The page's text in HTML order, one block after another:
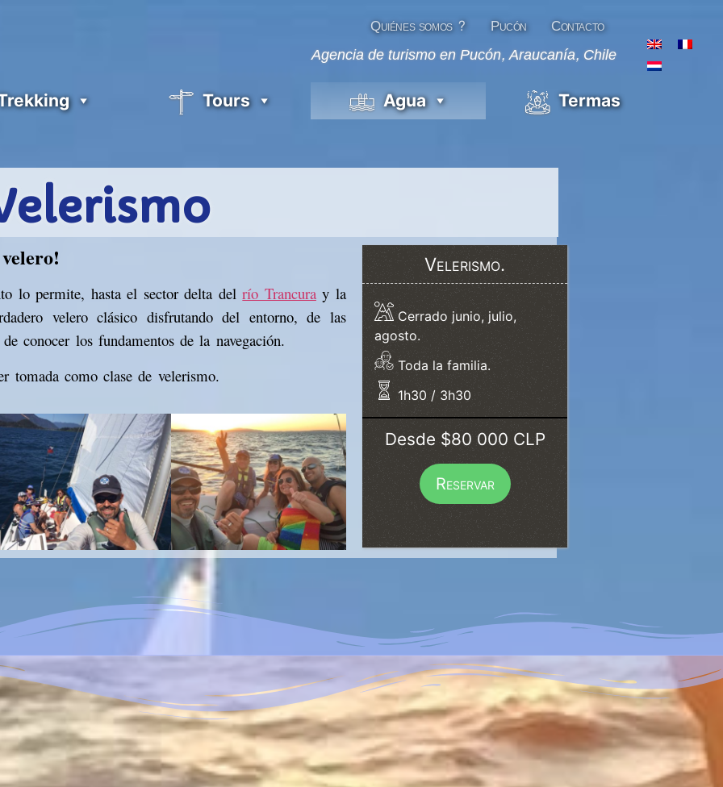
Quiénes somos ? Pucón Contacto
Agencia de turismo en Pucón, Araucanía, Chile
Tours Agua Termas
lo permite, hasta el sector delta delrío Trancuray la
velero clásico disfrutando del entorno, de las
conocer los fundamentos de la navegación.
tomada como clase de velerismo.
Velerismo.
Cerrado junio, julio,
agosto.
Toda la familia.
1h30 / 3h30
Desde $80 000 CLP
Reservar